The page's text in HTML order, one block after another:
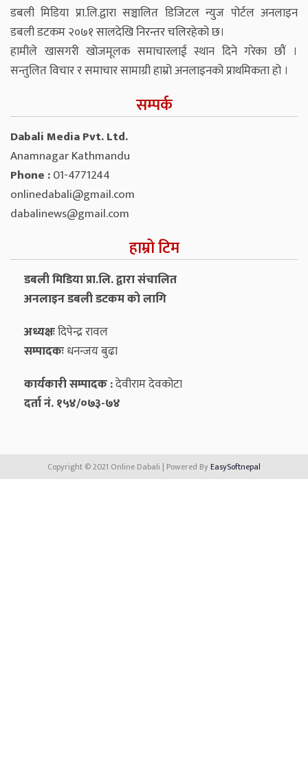
डबली मिडिया प्रा.लि.द्वारा सञ्चालित डिजिटल न्युज पोर्टल अनलाइन
डबली डटकम २०७१ सालदेखि निरन्तर चलिरहेको छ।
हामीले खासगरी खोजमूलक समाचारलाई स्थान दिने गरेका छौं ।
सन्तुलित विचार र समाचार सामाग्री हाम्रो अनलाइनको प्राथमिकता हो ।
सम्पर्क
Dabali Media Pvt. Ltd.
Anamnagar Kathmandu
Phone :01-4771244
onlinedabali@gmail.com
dabalinews@gmail.com
हाम्रो टिम
डबली मिडिया प्रा.लि. द्वारा संचालित
अनलाइन डबली डटकम को लागि
अध्यक्षःदिपेन्द्र रावल
सम्पादकःधनन्‍जय बुढा
कार्यकारी सम्पादक :देवीराम देवकोटा
दर्ता नं. १५४/०७३-७४
Copyright © 2021 Online Dabali | Powered ByEasySoftnepal